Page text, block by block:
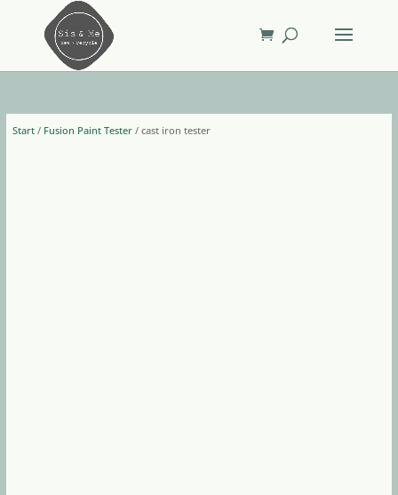
Start/ Fusion Paint Tester/ cast iron tester